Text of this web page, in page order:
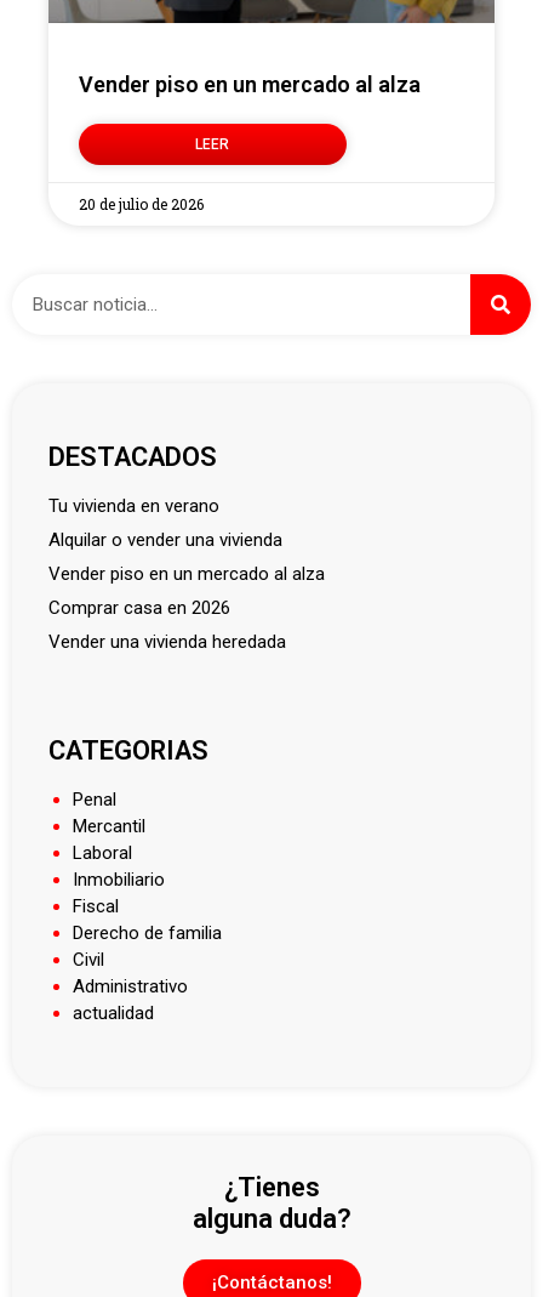
Vender piso en un mercado al alza
LEER
20 de julio de 2026
DESTACADOS
tu vivienda en verano
alquilar o vender una vivienda
vender piso en un mercado al alza
comprar casa en 2026
vender una vivienda heredada
CATEGORIAS
Penal
Mercantil
Laboral
Inmobiliario
Fiscal
Derecho de familia
Civil
Administrativo
actualidad
¿Tienes
alguna duda?
¡Contáctanos!